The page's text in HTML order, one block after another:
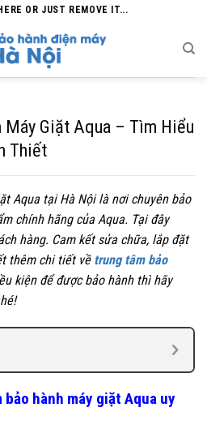
OR JUST REMOVE IT...
Máy Giặt Aqua – Tìm Hiểu
Thiết
Aqua tại Hà Nội là nơi chuyên bảo
chính hãng của Aqua. Tại đây
hàng. Cam kết sửa chữa, lắp đặt
thêm chi tiết về trung tâm bảo
kiện để được bảo hành thì hãy
hành máy giặt Aqua uy